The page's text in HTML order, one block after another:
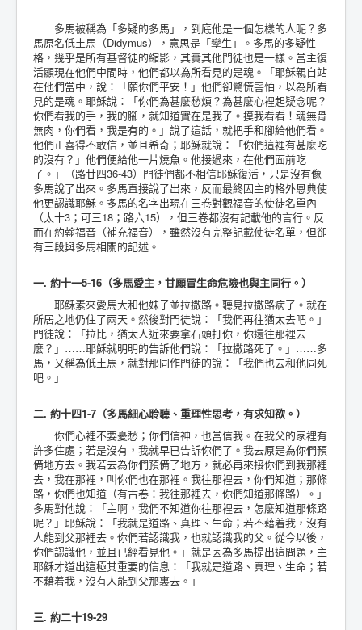
多馬被稱為「多疑的多馬」，到底他是一個怎樣的人呢？多
馬原名低土馬（Didymus），意思是「孿生」。多馬的多疑性
格，幾乎是所有基督徒的縮影，其實其他門徒也是一樣。當主復
活顯現在他們中間時，他們都以為所看見的是魂。「耶穌親自站
在他們當中，說：「願你們平安！」他們卻驚慌害怕，以為所看
見的是魂。耶穌說：「你們為甚麼愁煩？為甚麼心裡起疑念呢？
你們看我的手，我的腳，就知道實在是我了。摸我看看！魂無骨
無肉，你們看，我是有的。」說了這話，就把手和腳給他們看。
他們正喜得不敢信，並且希奇；耶穌就說：「你們這裡有甚麼吃
的沒有？」他們便給他一片燒魚。他接過來，在他們面前吃
了。」（路廿四36-43）門徒們都不相信耶穌復活，只是沒有像
多馬說了出來。多馬直接說了出來，反而最終因主的格外恩典使
他更認識耶穌。多馬的名字出現在三卷對觀福音的使徒名單內
（太十3；可三18；路六15），但三卷都沒有記載他的言行。反
而在約翰福音（補充福音），雖然沒有完整記載使徒名單，但卻
有三段與多馬相關的記述。
一. 約十一5-16（多馬愛主，甘願冒生命危險也與主同行。）
耶穌素來愛馬大和他妹子並拉撒路。聽見拉撒路病了。就在
所居之地仍住了兩天。然後對門徒說：「我們再往猶太去吧。」
門徒說：「拉比，猶太人近來要拿石頭打你，你還往那裡去
麼？」……耶穌就明明的告訴他們說：「拉撒路死了。」……多
馬，又稱為低土馬，就對那同作門徒的說：「我們也去和他同死
吧。」
二. 約十四1-7（多馬細心聆聽、重理性思考，有求知欲。）
你們心裡不要憂愁；你們信神，也當信我。在我父的家裡有
許多住處；若是沒有，我就早已告訴你們了。我去原是為你們預
備地方去。我若去為你們預備了地方，就必再來接你們到我那裡
去，我在那裡，叫你們也在那裡。我往那裡去，你們知道；那條
路，你們也知道（有古卷：我往那裡去，你們知道那條路）。」
多馬對他說：「主啊，我們不知道你往那裡去，怎麼知道那條路
呢？」耶穌說：「我就是道路、真理、生命；若不藉着我，沒有
人能到父那裡去。你們若認識我，也就認識我的父。從今以後，
你們認識他，並且已經看見他。」就是因為多馬提出這問題，主
耶穌才道出這極其重要的信息：「我就是道路、真理、生命；若
不藉着我，沒有人能到父那裏去。」
三. 約二十19-29